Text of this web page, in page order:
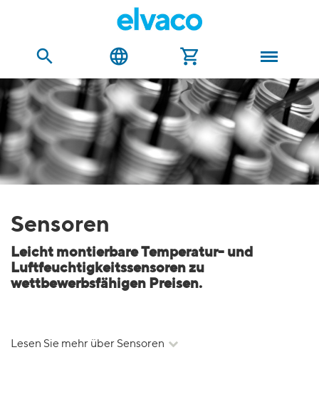
Sensoren
Leicht montierbare Temperatur- und
Luftfeuchtigkeitssensoren zu
wettbewerbsfähigen Preisen.
Lesen Sie mehr über Sensoren